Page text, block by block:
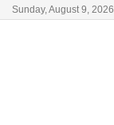
Sunday, August 9, 2026